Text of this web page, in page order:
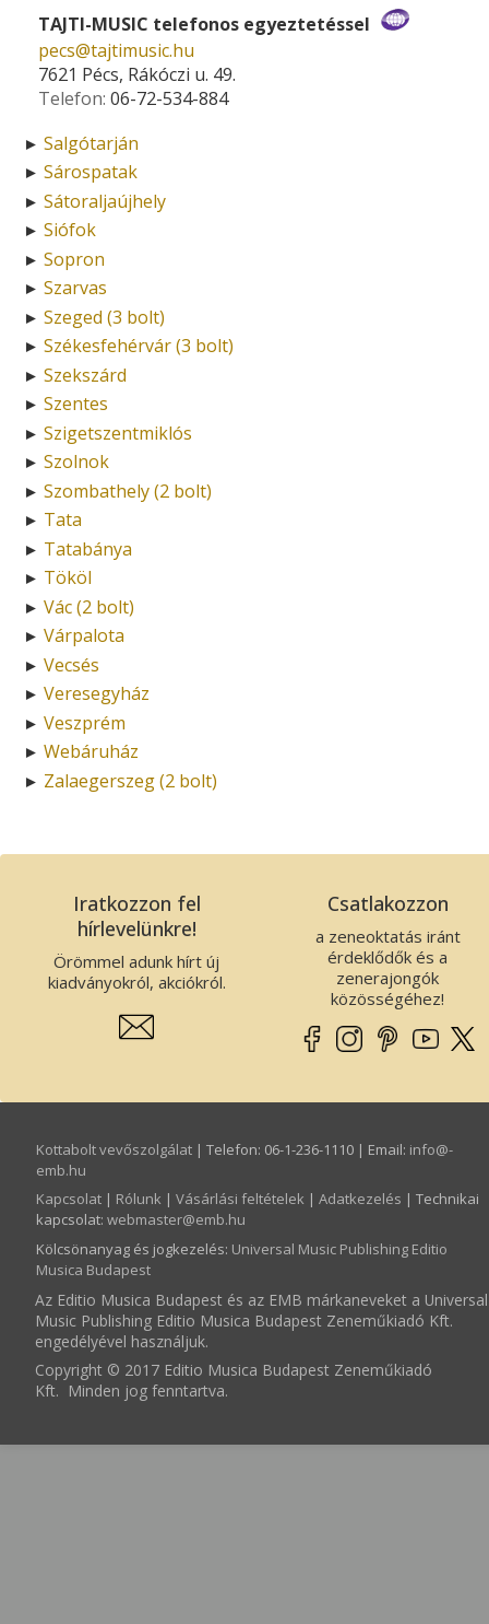
TAJTI-MUSIC telefonos egyeztetéssel
pecs­@­tajtimusic.hu
7621 Pécs, Rákóczi u. 49.
Telefon: 06-72-534-884
► Salgótarján
► Sárospatak
► Sátoraljaújhely
► Siófok
► Sopron
► Szarvas
► Szeged (3 bolt)
► Székesfehérvár (3 bolt)
► Szekszárd
► Szentes
► Szigetszentmiklós
► Szolnok
► Szombathely (2 bolt)
► Tata
► Tatabánya
► Tököl
► Vác (2 bolt)
► Várpalota
► Vecsés
► Veresegyház
► Veszprém
► Webáruház
► Zalaegerszeg (2 bolt)
Iratkozzon fel
hírlevelünkre!
Örömmel adunk hírt új
kiadványokról, akciókról.
Csatlakozzon
a zeneoktatás iránt
érdeklődők és a
zenerajongók
közösségéhez!
Kottabolt vevőszolgálat | Telefon: 06-1-236-1110 | Email: info­@­
emb.hu
Kapcsolat | Rólunk | Vásárlási feltételek | Adatkezelés | Technikai
kapcsolat: webmaster­@­emb.hu
Kölcsönanyag és jogkezelés: Universal Music Publishing Editio
Musica Budapest
Az Editio Musica Budapest és az EMB márkaneveket a Universal
Music Publishing Editio Musica Budapest Zeneműkiadó Kft.
engedélyével használjuk.
Copyright © 2017 Editio Musica Budapest Zeneműkiadó
Kft. Minden jog fenntartva.